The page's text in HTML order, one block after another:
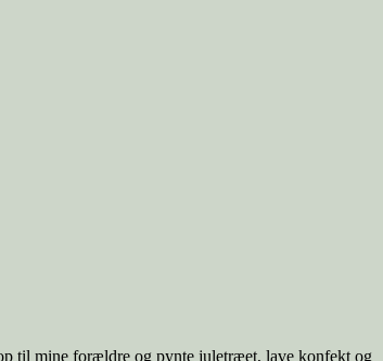
til mine forældre og pynte juletræet, lave konfekt og